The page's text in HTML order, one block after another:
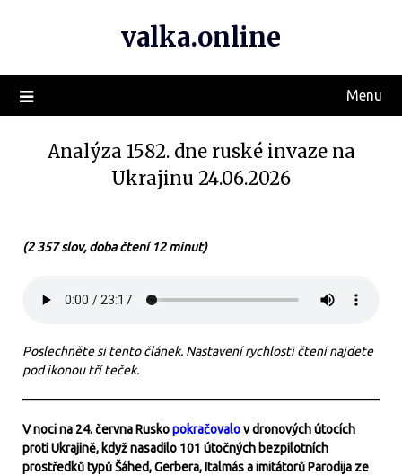
valka.online
Menu
Analýza 1582. dne ruské invaze na
Ukrajinu 24.06.2026
(2 357 slov, doba čtení 12 minut)
Poslechněte si tento článek. Nastavení rychlosti čtení najdete
pod ikonou tří teček.
V noci na 24. června Ruskopokračovalov dronových útocích
proti Ukrajině, když nasadilo 101 útočných bezpilotních
prostředků typů Šáhed, Gerbera, Italmás a imitátorů Parodija ze